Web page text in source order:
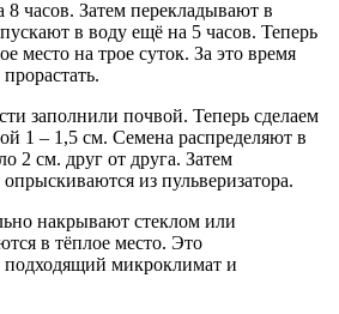
часов. Затем перекладывают в
в воду ещё на 5 часов. Теперь
место на трое суток. За это время
заполнили почвой. Теперь сделаем
1 – 1,5 см. Семена распределяют в
2 см. друг от друга. Затем
из пульверизатора.
накрывают стеклом или
в тёплое место. Это
подходящий микроклимат и